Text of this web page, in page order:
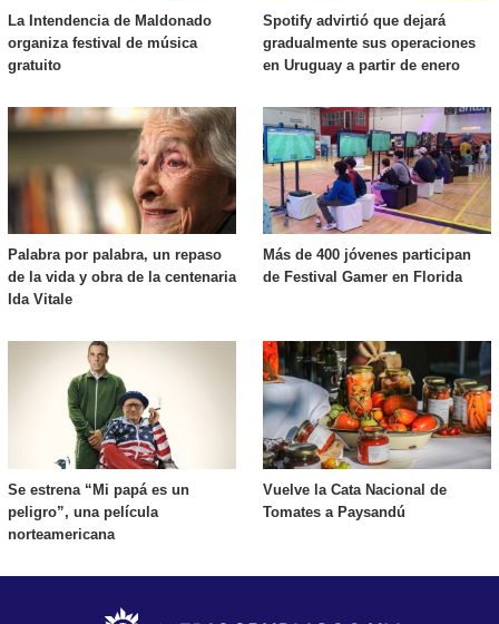
La Intendencia de Maldonado
organiza festival de música
gratuito
Spotify advirtió que dejará
gradualmente sus operaciones
en Uruguay a partir de enero
Palabra por palabra, un repaso
de la vida y obra de la centenaria
Ida Vitale
Más de 400 jóvenes participan
de Festival Gamer en Florida
Se estrena “Mi papá es un
peligro”, una película
norteamericana
Vuelve la Cata Nacional de
Tomates a Paysandú